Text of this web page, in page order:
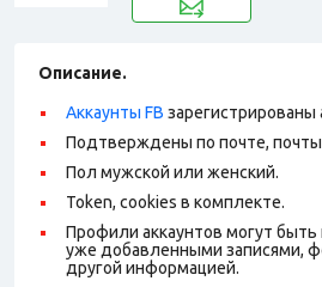
Описание.
Аккаунты FB зарегистрированы
Подтверждены по почте,
Пол мужской или женский.
Token, cookies в комплекте.
Профили аккаунтов могут быть
уже добавленными записями,
другой информацией.